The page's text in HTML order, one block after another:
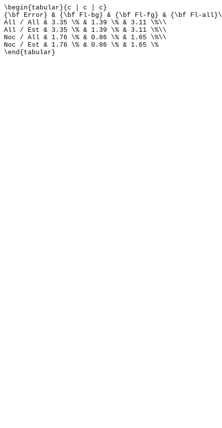
\begin{tabular}{c | c | c}
{\bf Error} & {\bf Fl-bg} & {\bf Fl-fg} & {\bf Fl-
All / All & 3.35 \% & 1.39 \% & 3.11 \%\\
All / Est & 3.35 \% & 1.39 \% & 3.11 \%\\
Noc / All & 1.76 \% & 0.86 \% & 1.65 \%\\
Noc / Est & 1.76 \% & 0.86 \% & 1.65 \%
\end{tabular}